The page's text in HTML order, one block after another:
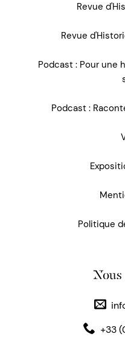
Revue
Revue
Podcast : Pour une
Podcast :
Politique
+33